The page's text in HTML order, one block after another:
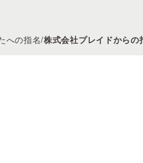
への指名/株式会社プレイドからの